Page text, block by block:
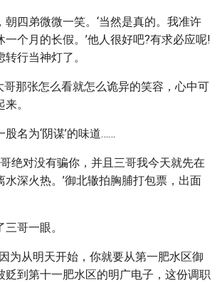
朝四弟微微一笑。‘当然是真的。我准许
个月的长假。’他人很好吧?有求必应呢!
行当神灯了。
哥那张怎么看就怎么诡异的笑容，心中可
。
名为‘阴谋’的味道……
绝对没有骗你，并且三哥我今天就先在
水深火热。’御北辙拍胸脯打包票，出面
哥一眼。
为从明天开始，你就要从第一肥水区御
贬到第十一肥水区的明广电子，这份调职